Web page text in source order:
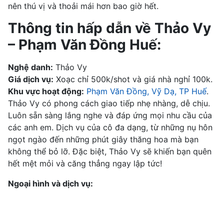
nên thú vị và thoải mái hơn bao giờ hết.
Thông tin hấp dẫn về Thảo Vy
– Phạm Văn Đồng Huế:
Nghệ danh: Thảo Vy
Giá dịch vụ: Xoạc chỉ 500k/shot và giá nhà nghỉ 100k.
Khu vực hoạt động: Phạm Văn Đồng, Vỹ Dạ, TP Huế.
Thảo Vy có phong cách giao tiếp nhẹ nhàng, dễ chịu.
Luôn sẵn sàng lắng nghe và đáp ứng mọi nhu cầu của
các anh em. Dịch vụ của cô đa dạng, từ những nụ hôn
ngọt ngào đến những phút giây thăng hoa mà bạn
không thể bỏ lỡ. Đặc biệt, Thảo Vy sẽ khiến bạn quên
hết mệt mỏi và căng thẳng ngay lập tức!
Ngoại hình và dịch vụ: